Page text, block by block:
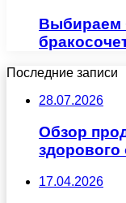
Выбираем
Последние записи
28.07.2026
Обзор
здорового
17.04.2026